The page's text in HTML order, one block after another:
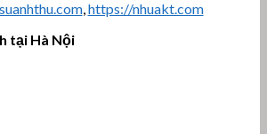
,https://nhuakt.com
tại Hà Nội